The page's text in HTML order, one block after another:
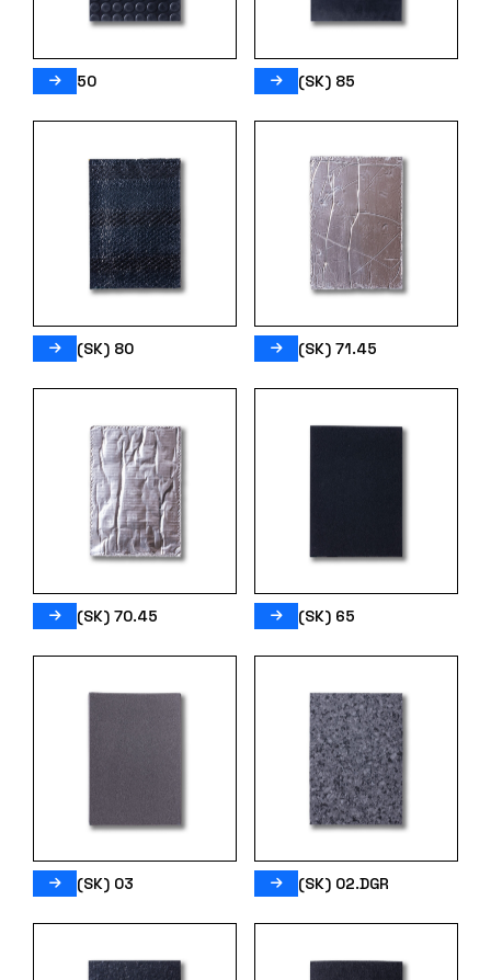
50 (SK) 85
(SK) 80 (SK) 71.45
(SK) 70.45 (SK) 65
(SK) 03 (SK) 02.DGR